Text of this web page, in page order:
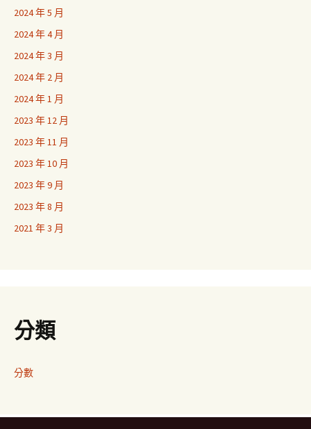
2024 年 5 月
2024 年 4 月
2024 年 3 月
2024 年 2 月
2024 年 1 月
2023 年 12 月
2023 年 11 月
2023 年 10 月
2023 年 9 月
2023 年 8 月
2021 年 3 月
分類
分數